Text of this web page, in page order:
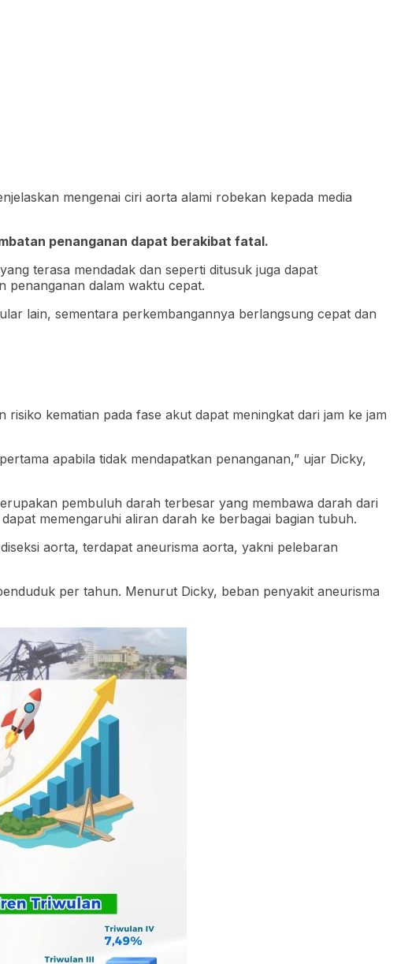
mengenai ciri aorta alami robekan kepada media
penanganan dapat berakibat fatal.
terasa mendadak dan seperti ditusuk juga dapat
penanganan dalam waktu cepat.
lain, sementara perkembangannya berlangsung cepat dan
kematian pada fase akut dapat meningkat dari jam ke jam
apabila tidak mendapatkan penanganan,” ujar Dicky,
pembuluh darah terbesar yang membawa darah dari
memengaruhi aliran darah ke berbagai bagian tubuh.
aorta, terdapat aneurisma aorta, yakni pelebaran
per tahun. Menurut Dicky, beban penyakit aneurisma